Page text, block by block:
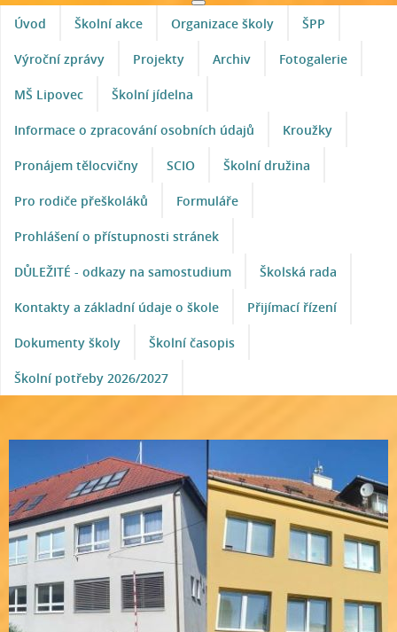
Úvod Školní akce Organizace školy ŠPP
Výroční zprávy Projekty Archiv Fotogalerie
MŠ Lipovec Školní jídelna
Informace o zpracování osobních údajů Kroužky
Pronájem tělocvičny SCIO Školní družina
Pro rodiče přeškoláků Formuláře
Prohlášení o přístupnosti stránek
DŮLEŽITÉ - odkazy na samostudium Školská rada
Kontakty a základní údaje o škole Přijímací řízení
Dokumenty školy Školní časopis
Školní potřeby 2026/2027